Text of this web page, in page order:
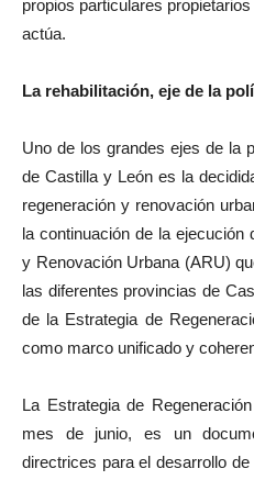
propios particulares
actúa.
La rehabilitación, eje de la
Uno de los grandes ejes de la
de Castilla y León es la
regeneración y renovación
la continuación de la
y Renovación Urbana (ARU)
las diferentes provincias de
de la Estrategia de
como marco unificado y
La Estrategia de
mes de junio, es un
directrices para el desarrollo